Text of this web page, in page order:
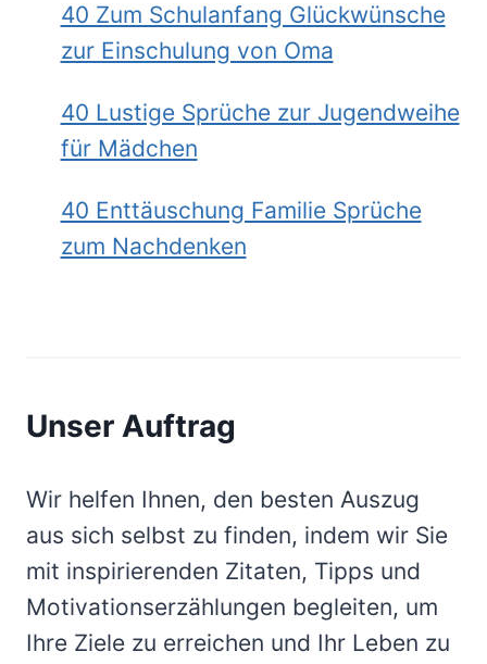
40 Zum Schulanfang Glückwünsche
zur Einschulung von Oma
40 Lustige Sprüche zur Jugendweihe
für Mädchen
40 Enttäuschung Familie Sprüche
zum Nachdenken
Unser Auftrag
Wir helfen Ihnen, den besten Auszug
aus sich selbst zu finden, indem wir Sie
mit inspirierenden Zitaten, Tipps und
Motivationserzählungen begleiten, um
Ihre Ziele zu erreichen und Ihr Leben zu